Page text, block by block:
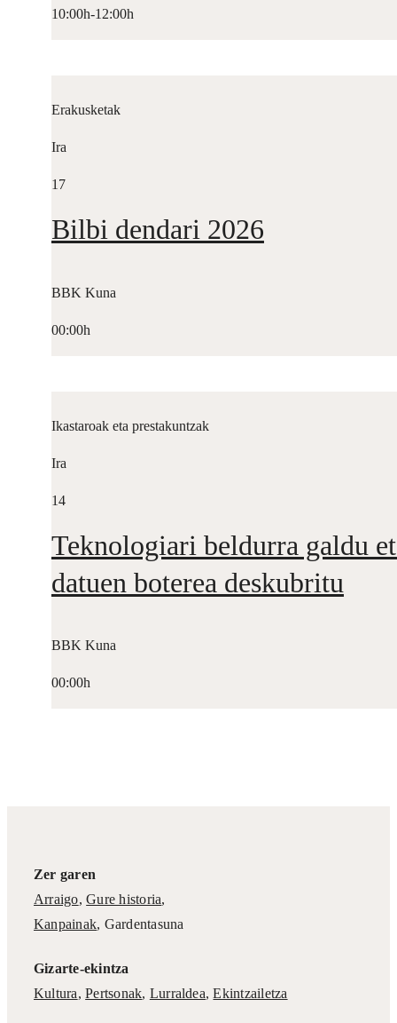
10:00h-12:00h
Erakusketak
Ira
17
Bilbi dendari 2026
BBK Kuna
00:00h
Ikastaroak eta prestakuntzak
Ira
14
Teknologiari beldurra galdu
datuen boterea deskubritu
BBK Kuna
00:00h
Zer garen
Arraigo,Gure historia,
Kanpainak, Gardentasuna
Gizarte-ekintza
Kultura,Pertsonak, Lurraldea,Ekintzailetza